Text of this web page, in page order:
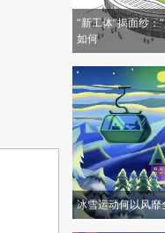
“新工体”揭面纱：
如何
冰雪运动何以风靡